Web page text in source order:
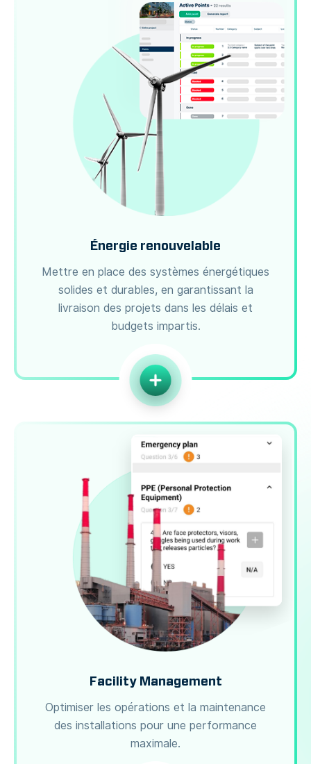
Énergie renouvelable
Mettre en place des systèmes énergétiques
solides et durables, en garantissant la
livraison des projets dans les délais et
budgets impartis.
Facility Management
Optimiser les opérations et la maintenance
des installations pour une performance
maximale.